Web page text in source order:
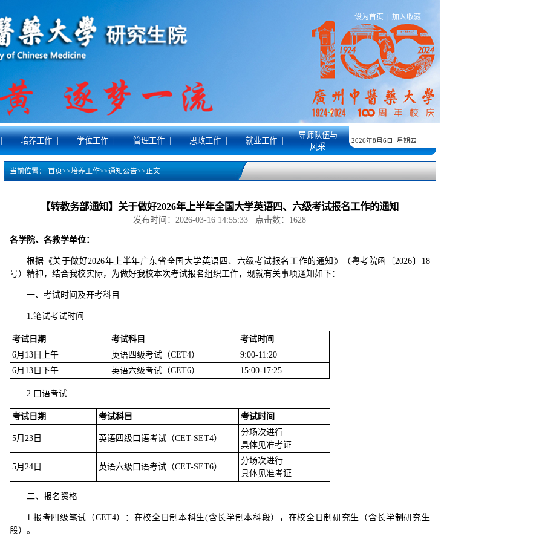
设为首页 加入收藏
| 培养工作 | 学位工作 | 管理工作 | 思政工作 | 就业工作 |
导师队伍与
风采
2026年8月6日 星期四
当前位置： 首页>>培养工作>>通知公告>>正文
【转教务部通知】关于做好2026年上半年全国大学英语四、六级考试报名工作的通知
发布时间：2026-03-16 14:55:33 点击数： 1628
各学院、各教学单位：
根据《关于做好2026年上半年广东省全国大学英语四、六级考试报名工作的通知》（粤考院函〔2026〕18
号）精神，结合我校实际，为做好我校本次考试报名组织工作，现就有关事项通知如下：
一、考试时间及开考科目
1.笔试考试时间
考试日期 考试科目
考试时间
6月13日上午
英语四级考试（CET4）
9:00-11:20
6月13日下午
英语六级考试（CET6） 15:00-17:25
2.口语考试
考试日期 考试科目 考试时间
5月23日 英语四级口语考试（CET-SET4）
分场次进行
具体见准考证
5月24日 英语六级口语考试（CET-SET6）
分场次进行
具体见准考证
二、报名资格
1.报考四级笔试（CET4）：在校全日制本科生(含长学制本科段），在校全日制研究生（含长学制研究生
段）。